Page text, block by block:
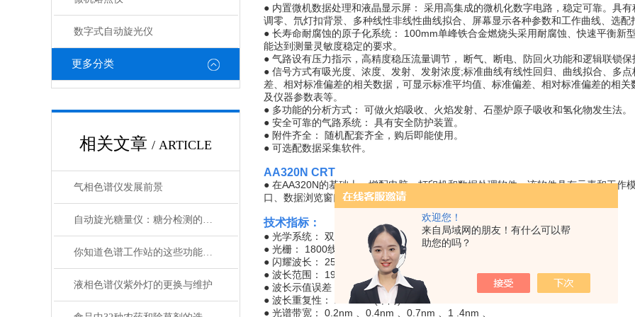
欢迎您！
来自局域网的朋友！有什么可以帮
助您的吗？
数字式自动旋光仪
更多分类
相关文章 / ARTICLE
气相色谱仪发展前景
自动旋光糖量仪：糖分检测的精密“光学标尺”
你知道色谱工作站的这些功能吗？
液相色谱仪紫外灯的更换与维护
● 内置微机数据处理和液晶显示屏： 采用高集成的微机化数字电路，稳定可靠。具
调零、氘灯扣背景、多种线性非线性曲线拟合、屏幕显示各种参数和工作曲线、选
● 长寿命耐腐蚀的原子化系统： 100mm单峰铁合金燃烧头采用耐腐蚀、快速平衡新
能达到测量灵敏度稳定的要求。
● 气路设有压力指示，高精度稳压流量调节， 断气、断电、防回火功能和逻辑联锁
● 信号方式有吸光度、浓度、发射、发射浓度;标准曲线有线性回归、曲线拟合、多
差、相对标准偏差的相关数据，可显示标准平均值、标准偏差、相对标准偏差的相
及仪器参数表等。
● 多功能的分析方式： 可做火焰吸收、火焰发射、石墨炉原子吸收和氢化物发生法。
● 安全可靠的气路系统： 具有安全防护装置。
● 附件齐全： 随机配套齐全，购后即能使用。
● 可选配数据采集软件。
AA320N CRT
● 在AA320N的基础上，增配电脑、打印机和数据处理软件。该软件具有元素和工作
口、数据浏览窗口和分析条件库维护窗口六大功能。
技术指标：
● 光学系统： 双光束全反射，C - T单色器
● 光栅： 1800线/mm
● 闪耀波长： 250nm
● 波长范围： 190nm ~ 900nm
● 波长示值误差： ±0.5nm
● 波长重复性： ≤±0.3nm(单向)
● 光谱带宽： 0.2nm 、0.4nm 、0.7nm 、1 .4nm 、